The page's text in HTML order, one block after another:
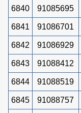
6840 91085695
6841 91086701
6842 91086929
6843 91088412
6844 91088519
6845 91088757